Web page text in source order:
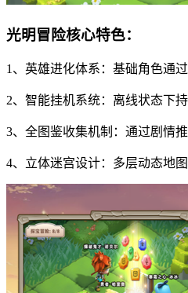
光明冒险核心特色：
1、英雄进化体系：基础角色通
2、智能挂机系统：离线状态下
3、全图鉴收集机制：通过剧情
4、立体迷宫设计：多层动态地